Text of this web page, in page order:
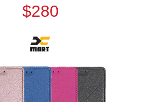
$280